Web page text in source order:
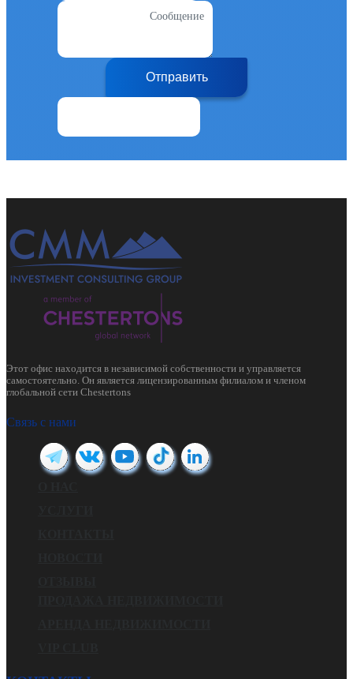
Сообщение
Отправить
Этот офис находится в независимой собственности и управляется
самостоятельно. Он является лицензированным филиалом и членом
глобальной сети Chestertons
Связь с нами